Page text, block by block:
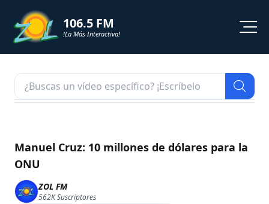
106.5 FM
!La Más Interactiva!
NOTICIAS
SHORTS
PODCAST
Manuel Cruz: 10 millones de dólares para la
ONU
ZOL FM
562KSuscriptores